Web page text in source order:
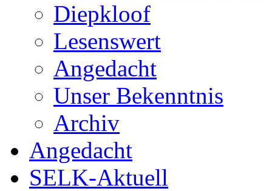
Diepkloof
Lesenswert
Angedacht
Unser Bekenntnis
Archiv
Angedacht
SELK-Aktuell